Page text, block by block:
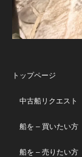
トップページ
中古船リクエスト
船を – 買いたい方
船を – 売りたい方